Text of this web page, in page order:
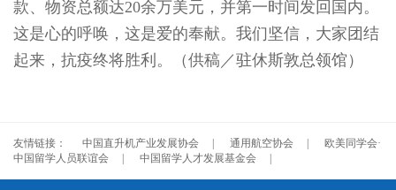
款、物资总额达20余万美元，并第一时间发回国内。
这是心的呼唤，这是爱的奉献。我们坚信，大家团结
起来，抗疫终将胜利。（供稿／驻休斯敦总领馆）
友情链接： 中国直升机产业发展协会 通用航空协会
欧美同学会·
中国留学人员联谊会
中国留学人才发展基金会